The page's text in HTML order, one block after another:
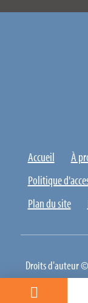
Accueil À
Politique
Plan du site
Droits d'auteur